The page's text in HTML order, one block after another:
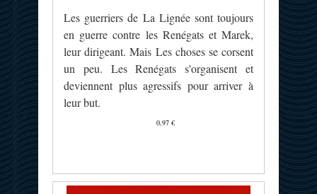
Les guerriers de La Lignée sont toujours
en guerre contre les Renégats et Marek,
leur dirigeant. Mais Les choses se corsent
un peu. Les Renégats s'organisent et
deviennent plus agressifs pour arriver à
leur but.
0,97 €